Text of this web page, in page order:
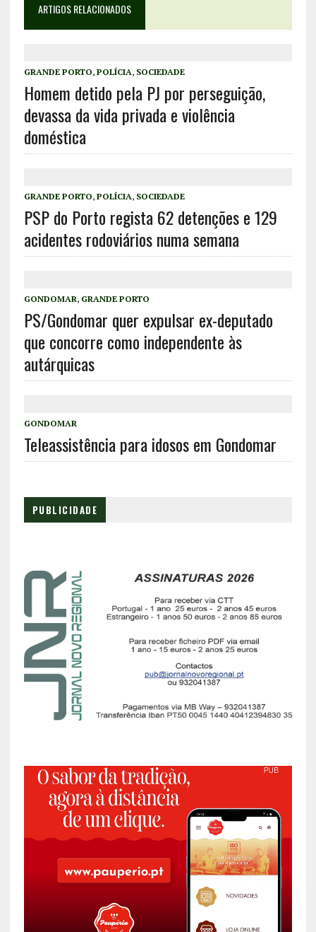
ARTIGOS RELACIONADOS
GRANDE PORTO, POLÍCIA, SOCIEDADE
Homem detido pela PJ por perseguição,
devassa da vida privada e violência
doméstica
GRANDE PORTO, POLÍCIA, SOCIEDADE
PSP do Porto regista 62 detenções e 129
acidentes rodoviários numa semana
GONDOMAR, GRANDE PORTO
PS/Gondomar quer expulsar ex-deputado
que concorre como independente às
autárquicas
GONDOMAR
Teleassistência para idosos em Gondomar
PUBLICIDADE